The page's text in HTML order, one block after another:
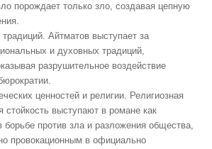
порождает только зло, создавая цепную
Айтматов выступает за
и духовных традиций,
разрушительное воздействие
ценностей и религии. Религиозная
стойкость выступают в романе как
борьбе против зла и разложения общества,
провокационным в официально